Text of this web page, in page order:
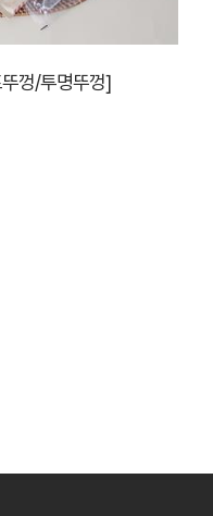
껑/투명뚜껑]